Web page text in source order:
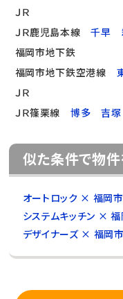
ＪＲ
ＪＲ鹿児島本線
千早
福岡市地下鉄
福岡市地下鉄空港線
ＪＲ
ＪＲ篠栗線
博多 吉塚
似た条件で物
オートロック × 福岡
システムキッチン ×
デザイナーズ × 福岡